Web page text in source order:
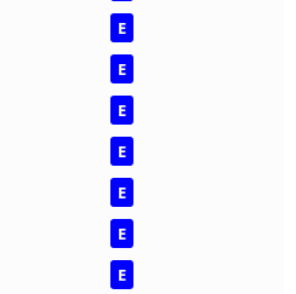
E
E
E
E
E
E
E